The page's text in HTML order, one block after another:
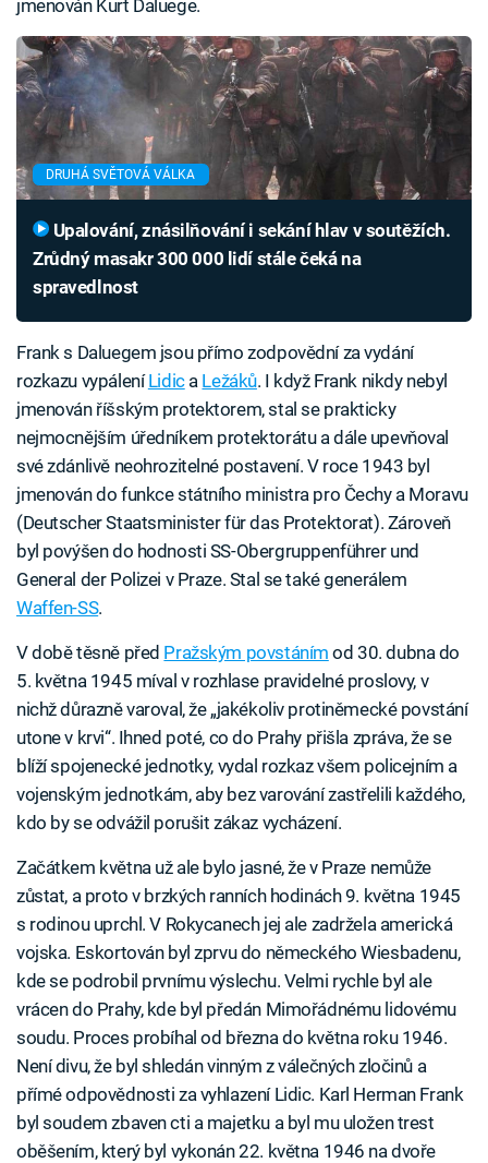
jmenován Kurt Daluege.
DRUHÁ SVĚTOVÁ VÁLKA
Zrůdný masakr 300 000 lidí stále čeká na
spravedlnost
Frank s Daluegem jsou přímo zodpovědní za vydání
rozkazu vypáleníLidica Ležáků. I když Frank nikdy nebyl
jmenován říšským protektorem, stal se prakticky
nejmocnějším úředníkem protektorátu a dále upevňoval
své zdánlivě neohrozitelné postavení. V roce 1943 byl
jmenován do funkce státního ministra pro Čechy a Moravu
(Deutscher Staatsminister für das Protektorat). Zároveň
byl povýšen do hodnosti SS-Obergruppenführer und
General der Polizei v Praze. Stal se také generálem
Waffen-SS.
V době těsně před Pražským povstáním od 30. dubna do
5. května 1945 míval v rozhlase pravidelné proslovy, v
nichž důrazně varoval, že „jakékoliv protiněmecké povstání
utone v krvi“. Ihned poté, co do Prahy přišla zpráva, že se
blíží spojenecké jednotky, vydal rozkaz všem policejním a
vojenským jednotkám, aby bez varování zastřelili každého,
kdo by se odvážil porušit zákaz vycházení.
Začátkem května už ale bylo jasné, že v Praze nemůže
zůstat, a proto v brzkých ranních hodinách 9. května 1945
s rodinou uprchl. V Rokycanech jej ale zadržela americká
vojska. Eskortován byl zprvu do německého Wiesbadenu,
kde se podrobil prvnímu výslechu. Velmi rychle byl ale
vrácen do Prahy, kde byl předán Mimořádnému lidovému
soudu. Proces probíhal od března do května roku 1946.
Není divu, že byl shledán vinným z válečných zločinů a
přímé odpovědnosti za vyhlazení Lidic. Karl Herman Frank
byl soudem zbaven cti a majetku a byl mu uložen trest
oběšením, který byl vykonán 22. května 1946 na dvoře